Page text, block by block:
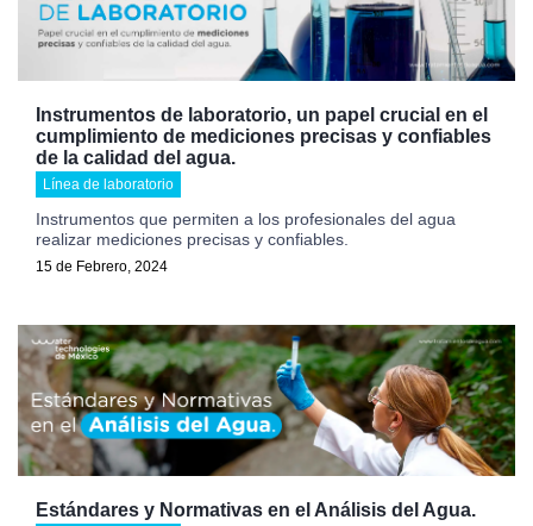
Instrumentos de laboratorio, un papel crucial en el
cumplimiento de mediciones precisas y confiables
de la calidad del agua.
Línea de laboratorio
Instrumentos que permiten a los profesionales del agua
realizar mediciones precisas y confiables.
15 de Febrero, 2024
Estándares y Normativas en el Análisis del Agua.